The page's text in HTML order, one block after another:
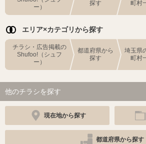
ー）
探す
町村
エリア×カテゴリから探す
チラシ・広告掲載の
Shufoo!（シュフ
ー）
都道府県から
探す
埼玉県
町村
他のチラシを探す
現在地から探す
都道府県から探す